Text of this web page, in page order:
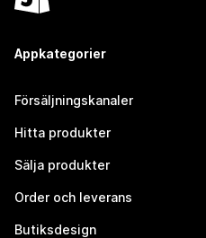
Appkategorier
Försäljningskanaler
Hitta produkter
Sälja produkter
Order och leverans
Butiksdesign